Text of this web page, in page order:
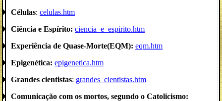
Células: celulas.htm
Ciência e Espírito: ciencia_e_espirito.htm
Experiência de Quase-Morte(EQM): eqm.htm
Epigenética: epigenetica.htm
Grandes cientistas: grandes_cientistas.htm
Comunicação com os mortos, segundo o Catolicismo: